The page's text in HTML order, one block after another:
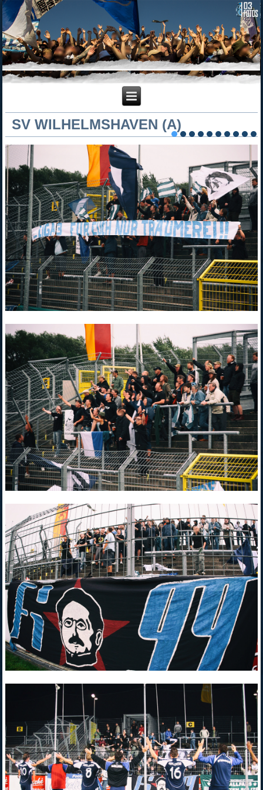
SV WILHELMSHAVEN (A)